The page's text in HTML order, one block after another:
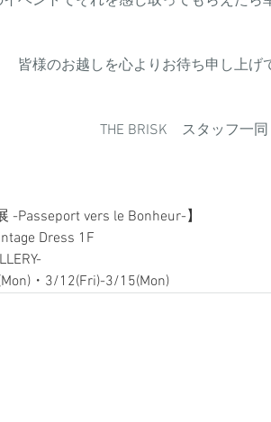
皆様のお越しを心よりお待ち申し上げ
THE BRISK　スタッフ一同
-Passeport vers le Bonheur-】
Dress 1F
・3/12(Fri)-3/15(Mon)